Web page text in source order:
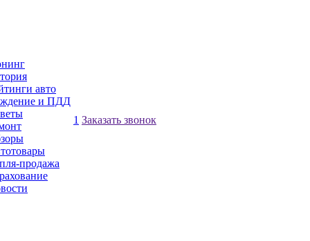
авто
и ПДД
продажа
1 Заказать звонок